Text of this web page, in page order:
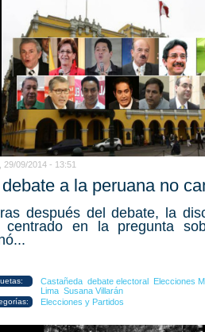
29/09/2014 - 13:51
a la peruana no
después del debate, la
centrado en la pregunta
Castañeda debate electoral Elecciones
Lima Susana Villarán
Elecciones y Partidos